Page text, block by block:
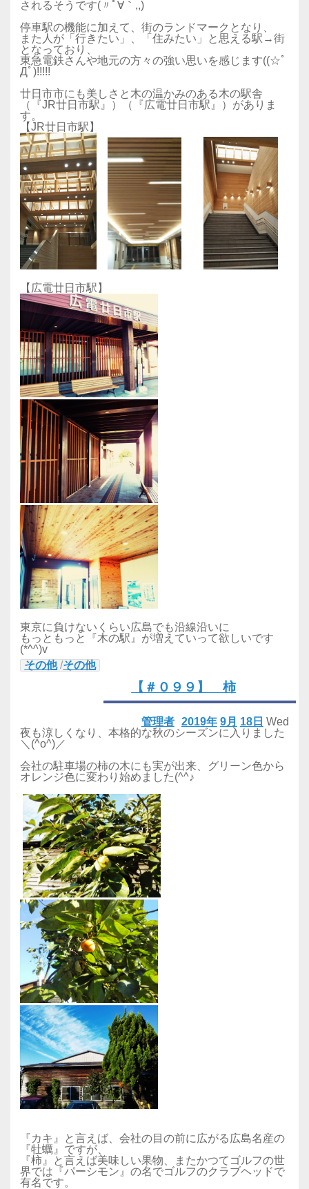
されるそうです(〃ﾟ∀｀,,)
停車駅の機能に加えて、街のランドマークとなり、
また人が「行きたい」、「住みたい」と思える駅→街
となっており、
東急電鉄さんや地元の方々の強い思いを感じます((☆ﾟ
Дﾟ)!!!!!
廿日市市にも美しさと木の温かみのある木の駅舎
（『JR廿日市駅』）（『広電廿日市駅』）がありま
す。
【JR廿日市駅】
【広電廿日市駅】
東京に負けないくらい広島でも沿線沿いに
もっともっと『木の駅』が増えていって欲しいです
(*^^)v
その他/その他
【＃０９９】 柿
2019年 9月 18日 Wed
管理者
夜も涼しくなり、本格的な秋のシーズンに入りました
＼(^o^)／
会社の駐車場の柿の木にも実が出来、グリーン色から
オレンジ色に変わり始めました(^^♪
『カキ』と言えば、会社の目の前に広がる広島名産の
『牡蠣』ですが、
『柿』と言えば美味しい果物、またかつてゴルフの世
界では『パーシモン』の名でゴルフのクラブヘッドで
有名です。